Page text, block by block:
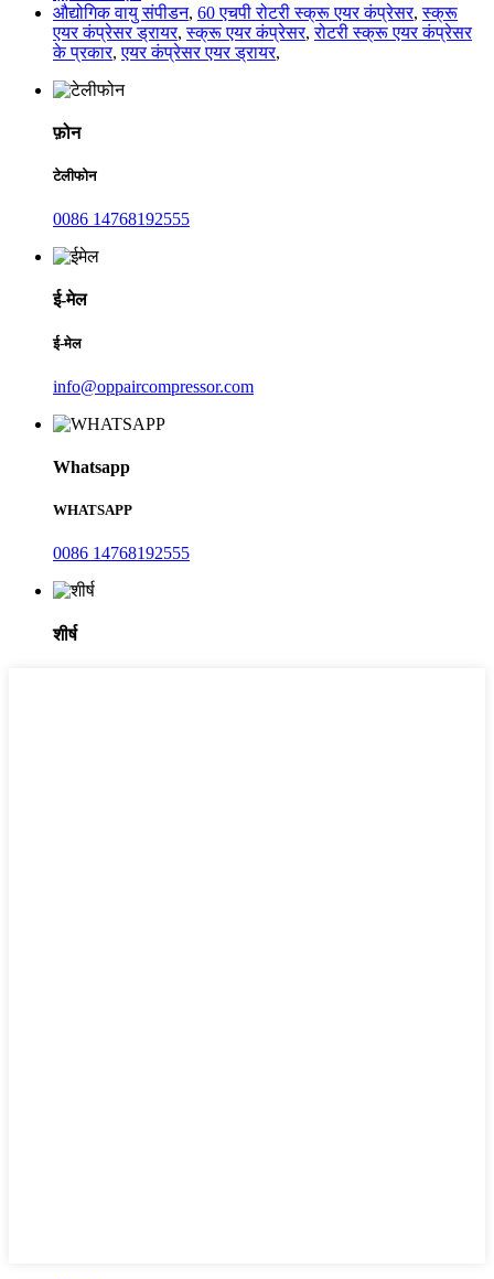
औद्योगिक वायु संपीडन, 60 एचपी रोटरी स्क्रू एयर कंप्रेसर,स्क्रू
एयर कंप्रेसर ड्रायर,स्क्रू एयर कंप्रेसर,रोटरी स्क्रू एयर कंप्रेसर
के प्रकार,एयर कंप्रेसर एयर ड्रायर,
फ़ोन
टेलीफोन
0086 14768192555
ई-मेल
ई-मेल
info@oppaircompressor.com
Whatsapp
WHATSAPP
0086 14768192555
शीर्ष